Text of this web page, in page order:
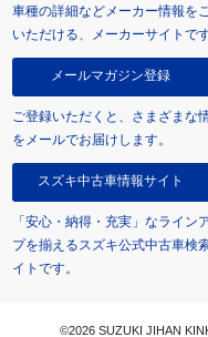
車種の詳細などメーカー情報を
いただける、メーカーサイトです
メールマガジン登録
ご登録いただくと、さまざまな
をメールでお届けします。
スズキ中古車情報サイト
「安心・納得・充実」なライン
プを揃えるスズキ公式中古車検
イトです。
©2026 SUZUKI JIHAN